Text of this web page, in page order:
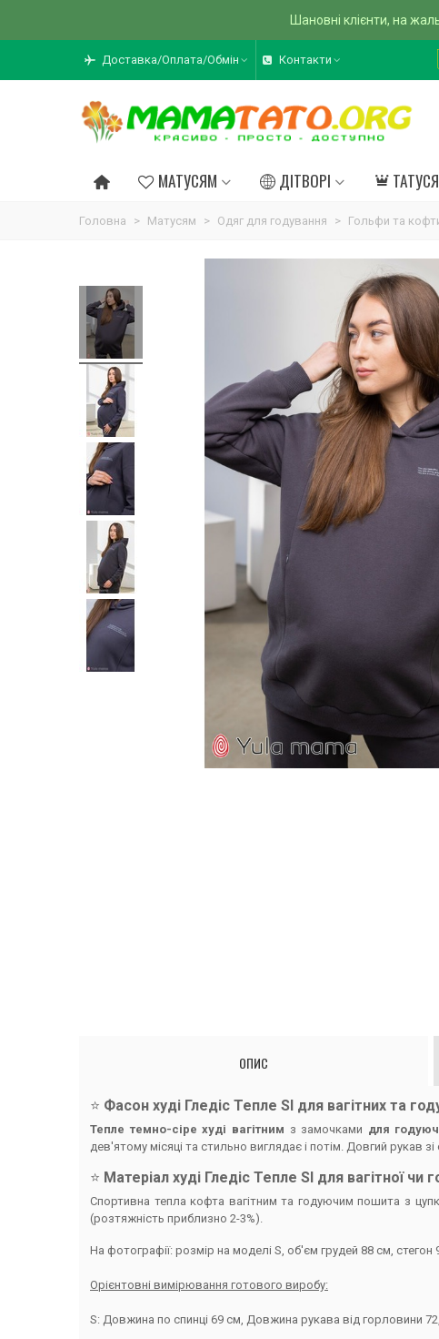
Шановні клієнти, на
Доставка/Оплата/Обмін Контакти
МАТУСЯМ ДІТВОРІ
Головна > Матусям > Одяг для годування > Гольфи та
ОПИС
⭐️ Фасон худі Гледіс Тепле SI для вагітних та
Тепле темно-сіре худі вагітним з замочками для
дев'ятому місяці та стильно виглядає і потім. Довгий рукав
⭐️ Матеріал худі Гледіс Тепле SI для вагітної чи
Спортивна тепла кофта вагітним та годуючим пошита з
(розтяжність приблизно 2-3%).
На фотографії: розмір на моделі S, об'єм грудей 88 см, стегон
Орієнтовні вимірювання готового виробу:
S: Довжина по спинці 69 см, Довжина рукава від горловини